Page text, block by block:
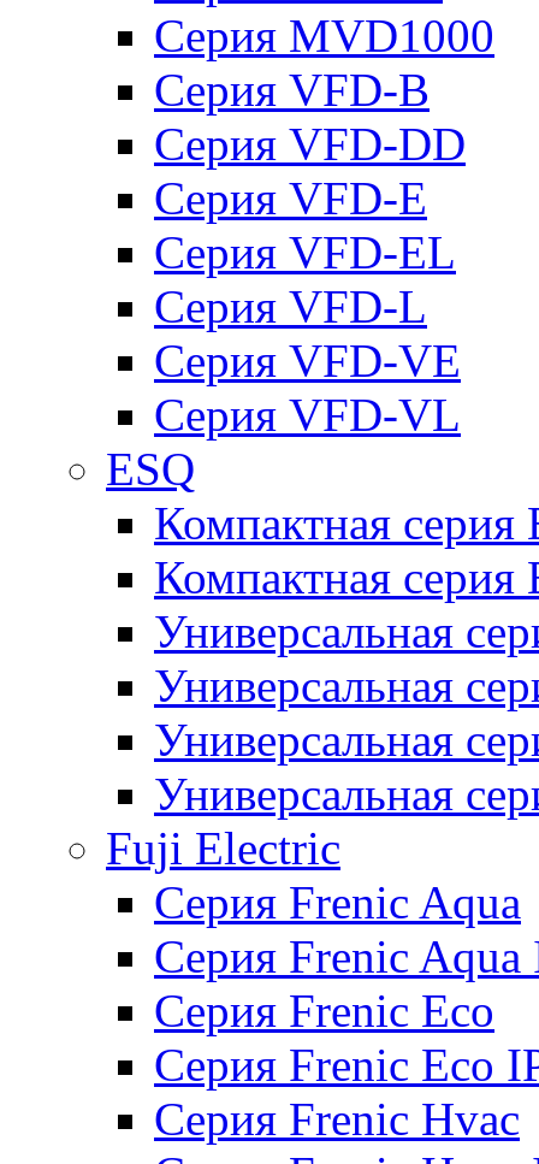
Серия MVD1000
Серия VFD-B
Серия VFD-DD
Серия VFD-E
Серия VFD-EL
Серия VFD-L
Серия VFD-VE
Серия VFD-VL
ESQ
Компактная серия
Компактная
Универсальная
Универсальная
Универсальная
Универсальная
Fuji Electric
Серия Frenic Aqua
Серия Frenic Aqua
Серия Frenic Eco
Серия Frenic Eco
Серия Frenic Hvac